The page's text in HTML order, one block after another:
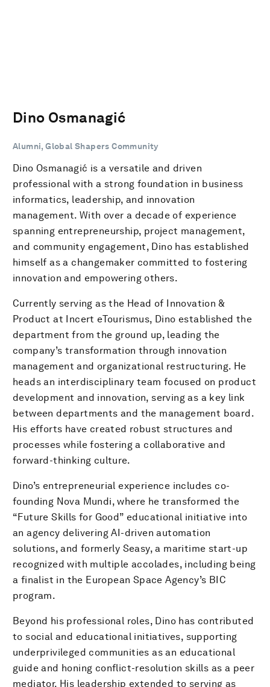
Dino Osmanagić
Alumni, Global Shapers Community
Dino Osmanagić is a versatile and driven
professional with a strong foundation in business
informatics, leadership, and innovation
management. With over a decade of experience
spanning entrepreneurship, project management,
and community engagement, Dino has established
himself as a changemaker committed to fostering
innovation and empowering others.
Currently serving as the Head of Innovation &
Product at Incert eTourismus, Dino established the
department from the ground up, leading the
company’s transformation through innovation
management and organizational restructuring. He
heads an interdisciplinary team focused on product
development and innovation, serving as a key link
between departments and the management board.
His efforts have created robust structures and
processes while fostering a collaborative and
forward-thinking culture.
Dino’s entrepreneurial experience includes co-
founding Nova Mundi, where he transformed the
“Future Skills for Good” educational initiative into
an agency delivering AI-driven automation
solutions, and formerly Seasy, a maritime start-up
recognized with multiple accolades, including being
a finalist in the European Space Agency’s BIC
program.
Beyond his professional roles, Dino has contributed
to social and educational initiatives, supporting
underprivileged communities as an educational
guide and honing conflict-resolution skills as a peer
mediator. His leadership extended to serving as